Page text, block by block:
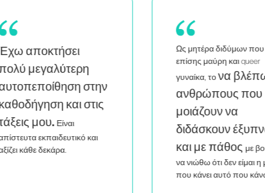
Ως μητέρα διδύμων που είναι
γυναίκα, το
ανθρώπους που μου
μοιάζουν να
με βοηθά
να νιώθω ότι δεν είμαι η μόνη